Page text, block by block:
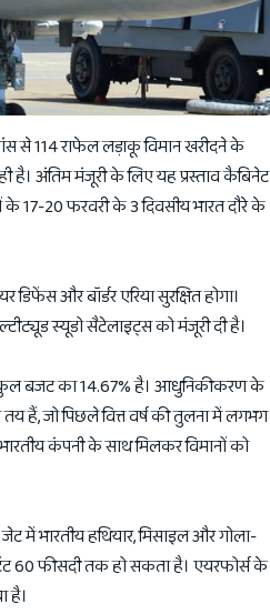
से 114 राफेल लड़ाकू विमान खरीदने के
है। अंतिम मंजूरी के लिए यह प्रस्ताव कैबिनेट
के 17-20 फरवरी के 3 दिवसीय भारत दौरे के
और बॉर्डर एरिया सुरक्षित होगा।
स्यूडो सैटेलाइट्स को मंजूरी दी है।
कुल बजट का 14.67% है। आधुनिकीकरण के
हैं, जो पिछले वित्त वर्ष की तुलना में लगभग
कंपनी के साथ मिलकर विमानों को
में भारतीय हथियार, मिसाइल और गोला-
60 फीसदी तक हो सकता है। एयरफोर्स के
है।